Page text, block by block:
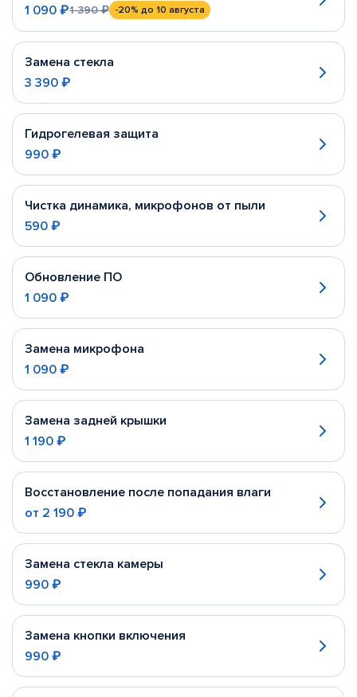
1 090 ₽1 390 ₽ -20% до 10 августа
Замена стекла
3 390 ₽
Гидрогелевая защита
990 ₽
Чистка динамика, микрофонов от пыли
590 ₽
Обновление ПО
1 090 ₽
Замена микрофона
1 090 ₽
Замена задней крышки
1 190 ₽
Восстановление после попадания влаги
от 2 190 ₽
Замена стекла камеры
990 ₽
Замена кнопки включения
990 ₽